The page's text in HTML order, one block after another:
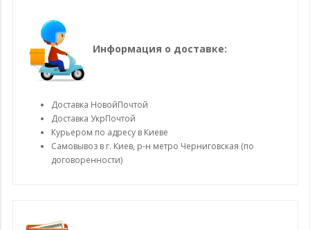
Информация о доставке:
Доставка НовойПочтой
Доставка УкрПочтой
Курьером по адресу в Киеве
Самовывоз в г. Киев, р-н метро Черниговская (по
договоренности)